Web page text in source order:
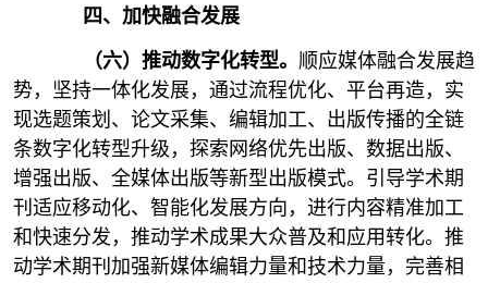
四、加快融合发展
（六）推动数字化转型。 顺应媒体融合发展趋
势，坚持一体化发展，通过流程优化、平台再造，实
现选题策划、论文采集、编辑加工、出版传播的全链
条数字化转型升级，探索网络优先出版、数据出版、
增强出版、全媒体出版等新型出版模式。引导学术期
刊适应移动化、智能化发展方向，进行内容精准加工
和快速分发，推动学术成果大众普及和应用转化。推
动学术期刊加强新媒体编辑力量和技术力量，完善相